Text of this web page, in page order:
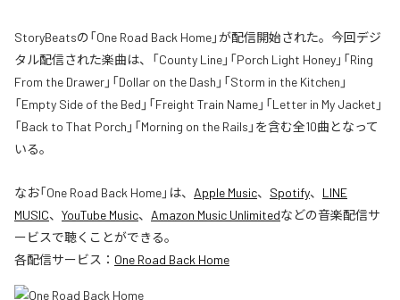
StoryBeatsの「One Road Back Home」が配信開始された。今回デジ
タル配信された楽曲は、「County Line」「Porch Light Honey」「Ring
From the Drawer」「Dollar on the Dash」「Storm in the Kitchen」
「Empty Side of the Bed」「Freight Train Name」「Letter in My Jacket」
「Back to That Porch」「Morning on the Rails」を含む全10曲となって
いる。
なお「One Road Back Home」は、 Apple Music、 Spotify、 LINE
MUSIC、 YouTube Music、 Amazon Music Unlimitedなどの音楽配信サ
ービスで聴くことができる。
各配信サービス： One Road Back Home